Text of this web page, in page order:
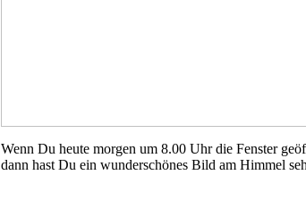
Wenn Du heute morgen um 8.00 Uhr die Fenster
dann hast Du ein wunderschönes Bild am Himmel